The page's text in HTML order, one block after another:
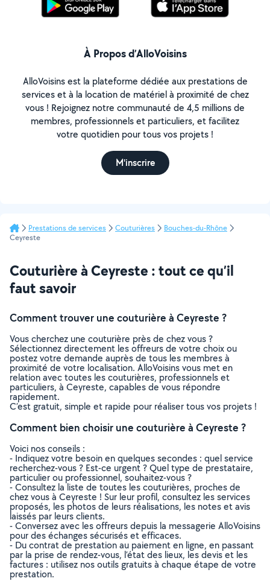
À Propos d’AlloVoisins
AlloVoisins est la plateforme dédiée aux prestations de
services et à la location de matériel à proximité de chez
vous ! Rejoignez notre communauté de 4,5 millions de
membres, professionnels et particuliers, et facilitez
votre quotidien pour tous vos projets !
M'inscrire
Prestations de services Couturières
Bouches-du-Rhône
Ceyreste
Couturière à Ceyreste : tout ce qu’il
faut savoir
Comment trouver une couturière à Ceyreste ?
Vous cherchez une couturière près de chez vous ?
Sélectionnez directement les offreurs de votre choix ou
postez votre demande auprès de tous les membres à
proximité de votre localisation. AlloVoisins vous met en
relation avec toutes les couturières, professionnels et
particuliers, à Ceyreste, capables de vous répondre
rapidement.
C’est gratuit, simple et rapide pour réaliser tous vos projets !
Comment bien choisir une couturière à Ceyreste ?
Voici nos conseils :
- Indiquez votre besoin en quelques secondes : quel service
recherchez-vous ? Est-ce urgent ? Quel type de prestataire,
particulier ou professionnel, souhaitez-vous ?
- Consultez la liste de toutes les couturières, proches de
chez vous à Ceyreste ! Sur leur profil, consultez les services
proposés, les photos de leurs réalisations, les notes et avis
laissés par leurs clients.
- Conversez avec les offreurs depuis la messagerie AlloVoisins
pour des échanges sécurisés et efficaces.
- Du contrat de prestation au paiement en ligne, en passant
par la prise de rendez-vous, l’état des lieux, les devis et les
factures : utilisez nos outils gratuits à chaque étape de votre
prestation.